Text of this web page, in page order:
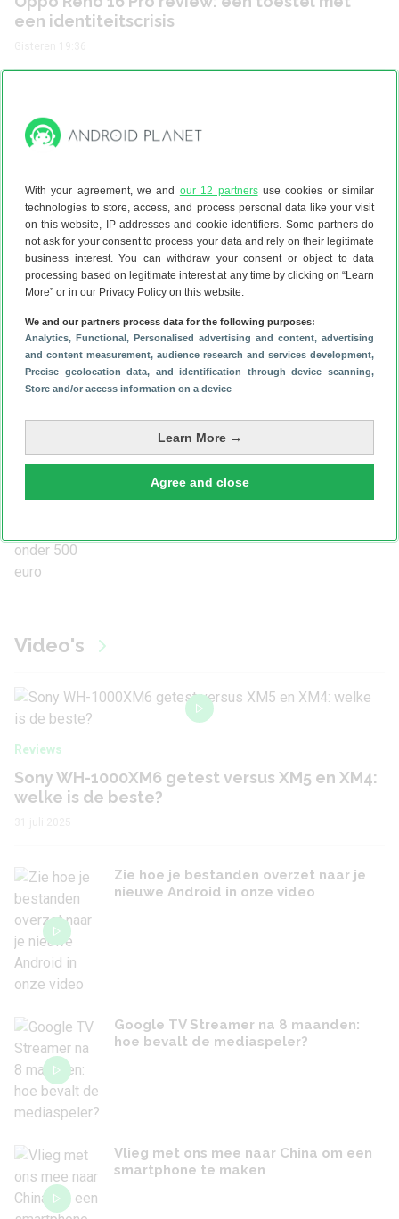
With your agreement, we and our 12 partnersuse cookies or similar
technologies to store, access, and process personal data like your visit
on this website, IP addresses and cookie identifiers. Some partners do
not ask for your consent to process your data and rely on their legitimate
business interest. You can withdraw your consent or object to data
processing based on legitimate interest at any time by clicking on “Learn
More” or in our Privacy Policy on this website.
We and our partners process data for the following purposes:
Analytics, Functional, Personalised advertising and content, advertising
and content measurement, audience research and services development,
Precise geolocation data, and identification through device scanning,
Store and/or access information on a device
Learn More →
Agree and close
een identiteitscrisis
Anker Solix Solarbank Max AC review:
sterke hardware, overbodige ‘slimme’
modus
Dit zijn in 2026 de beste smartphones
onder 500 euro
Video's
Reviews
Sony WH-1000XM6 getest versus XM5 en XM4:
welke is de beste?
Zie hoe je bestanden overzet naar je
nieuwe Android in onze video
Google TV Streamer na 8 maanden:
hoe bevalt de mediaspeler?
Vlieg met ons mee naar China om een
smartphone te maken